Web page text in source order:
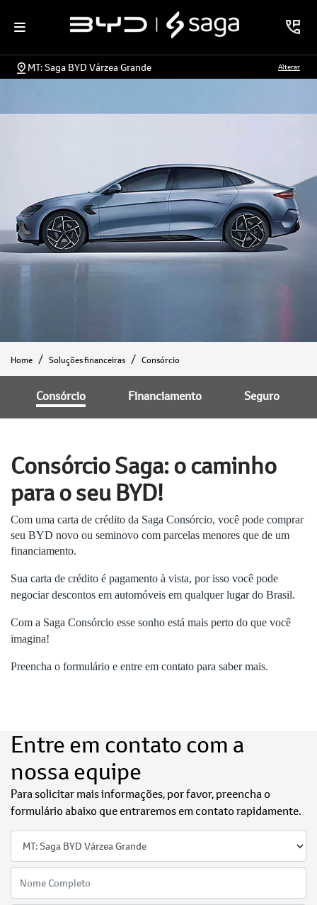
MT: Saga BYD Várzea Grande Alterar
Home Soluções financeiras Consórcio
Consórcio Financiamento Seguro
Consórcio Saga: o caminho
para o seu BYD!
Com uma carta de crédito da Saga Consórcio, você pode comprar
seu BYD novo ou seminovo com parcelas menores que de um
financiamento.
Sua carta de crédito é pagamento à vista, por isso você pode
negociar descontos em automóveis em qualquer lugar do Brasil.
Com a Saga Consórcio esse sonho está mais perto do que você
imagina!
Preencha o formulário e entre em contato para saber mais.
Entre em contato com a
nossa equipe
Para solicitar mais informações, por favor, preencha o
formulário abaixo que entraremos em contato rapidamente.